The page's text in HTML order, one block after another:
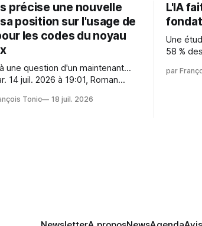
précise une nouvelle
position sur l'usage de
les codes du noyau
une question d'un maintenant...
14 juil. 2026 à 19:01, Roman
Tonic 18 juil. 2026
L'IA
Une
58 %
par